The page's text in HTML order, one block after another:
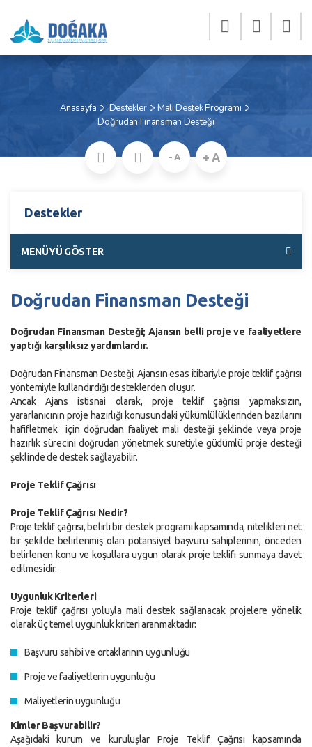
Anasayfa Destekler
Mali Destek Programı
Doğrudan Finansman Desteği
- A + A
Destekler
MENÜYÜ GÖSTER
Doğrudan Finansman Desteği
Doğrudan Finansman Desteği; Ajansın belli proje ve faaliyetlere
yaptığı karşılıksız yardımlardır.
Doğrudan Finansman Desteği; Ajansın esas itibariyle proje teklif çağrısı
yöntemiyle kullandırdığı desteklerden oluşur.
Ancak Ajans istisnai olarak, proje teklif çağrısı yapmaksızın,
yararlanıcının proje hazırlığı konusundaki yükümlülüklerinden bazılarını
hafifletmek için doğrudan faaliyet mali desteği şeklinde veya proje
hazırlık sürecini doğrudan yönetmek suretiyle güdümlü proje desteği
şeklinde de destek sağlayabilir.
Proje Teklif Çağrısı
Proje Teklif Çağrısı Nedir?
Proje teklif çağrısı, belirli bir destek programı kapsamında, nitelikleri net
bir şekilde belirlenmiş olan potansiyel başvuru sahiplerinin, önceden
belirlenen konu ve koşullara uygun olarak proje teklifi sunmaya davet
edilmesidir.
Uygunluk Kriterleri
Proje teklif çağrısı yoluyla mali destek sağlanacak projelere yönelik
olarak üç temel uygunluk kriteri aranmaktadır:
Başvuru sahibi ve ortaklarının uygunluğu
Proje ve faaliyetlerin uygunluğu
Maliyetlerin uygunluğu
Kimler Başvurabilir?
Aşağıdaki kurum ve kuruluşlar Proje Teklif Çağrısı kapsamında